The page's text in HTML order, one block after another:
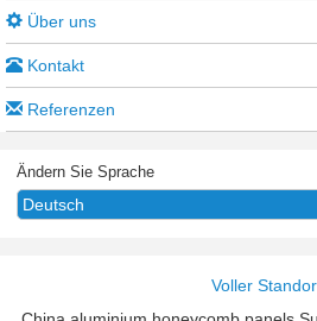
Über uns
Kontakt
Referenzen
Ändern Sie Sprache
Voller